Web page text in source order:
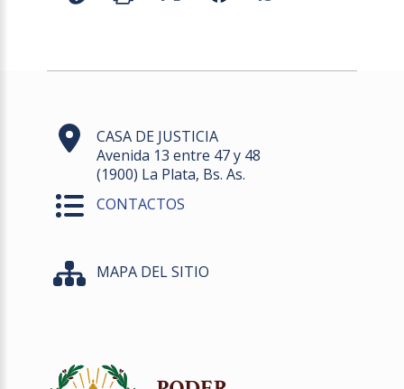
CASA DE JUSTICIA
Avenida 13 entre 47 y 48
(1900) La Plata, Bs. As.
CONTACTOS
MAPA DEL SITIO